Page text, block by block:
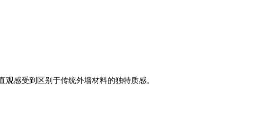
感受到区别于传统外墙材料的独特质感。